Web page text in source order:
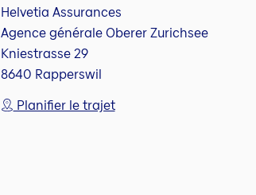
Helvetia Assurances
Agence générale Oberer Zurichsee
Kniestrasse 29
8640 Rapperswil
Planifier le trajet